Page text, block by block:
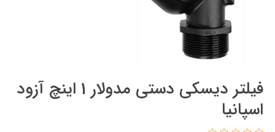
فیلتر دیسکی دستی مدولار 1 اینچ آزود
اسپانیا